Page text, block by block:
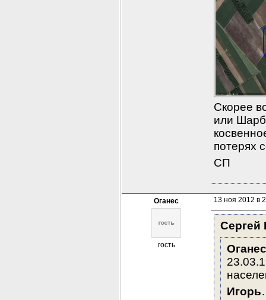
Скорее
или
потерях
СП
Оганес
гость
13 ноя 2012 в
Сергей
Игорь